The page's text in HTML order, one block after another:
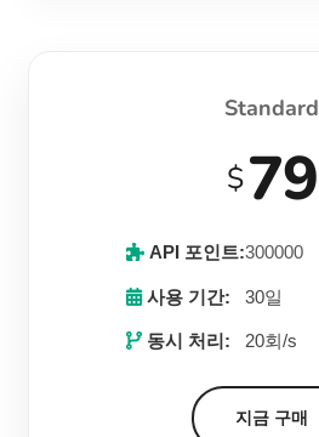
Standard
$79
API 포인트:300000
사용 기간: 30일
동시 처리: 20회/s
지금 구매